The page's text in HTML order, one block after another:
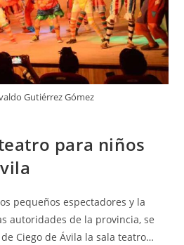
Gutiérrez Gómez
para niños
pequeños espectadores y la
autoridades de la provincia, se
Ciego de Ávila la sala teatro…